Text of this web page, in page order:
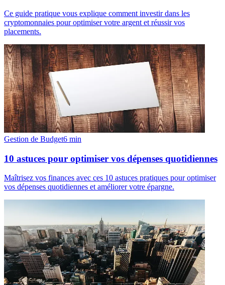
Ce guide pratique vous explique comment investir dans les
cryptomonnaies pour optimiser votre argent et réussir vos
placements.
Gestion de Budget6 min
10 astuces pour optimiser vos dépenses quotidiennes
Maîtrisez vos finances avec ces 10 astuces pratiques pour optimiser
vos dépenses quotidiennes et améliorer votre épargne.